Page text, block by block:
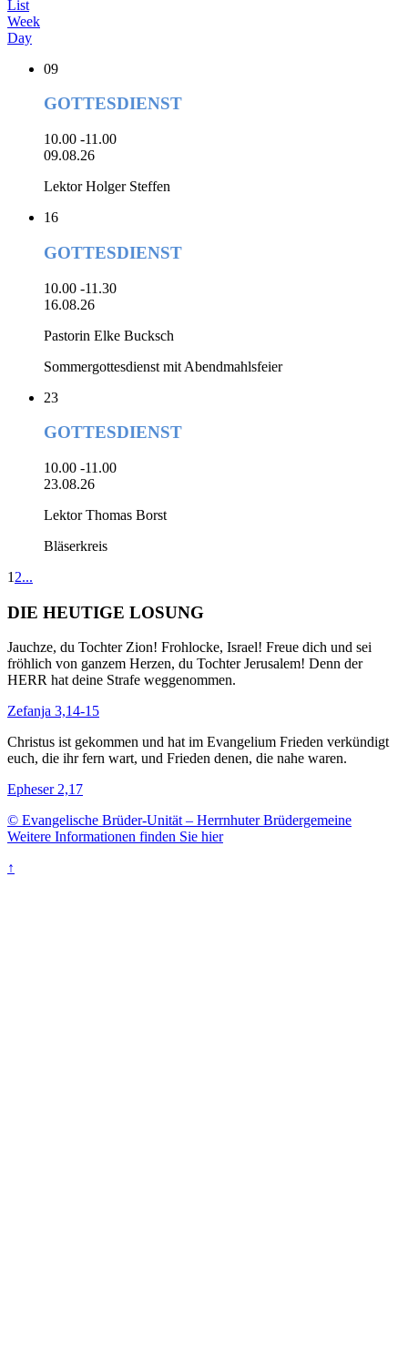
List
Week
Day
09
GOTTESDIENST
10.00 -11.00
09.08.26
Lektor Holger Steffen
16
GOTTESDIENST
10.00 -11.30
16.08.26
Pastorin Elke Bucksch
Sommergottesdienst mit Abendmahlsfeier
23
GOTTESDIENST
10.00 -11.00
23.08.26
Lektor Thomas Borst
Bläserkreis
1 2...
DIE HEUTIGE LOSUNG
Jauchze, du Tochter Zion! Frohlocke, Israel! Freue dich und sei
fröhlich von ganzem Herzen, du Tochter Jerusalem! Denn der
HERR hat deine Strafe weggenommen.
Zefanja 3,14-15
Christus ist gekommen und hat im Evangelium Frieden verkündigt
euch, die ihr fern wart, und Frieden denen, die nahe waren.
Epheser 2,17
© Evangelische Brüder-Unität – Herrnhuter Brüdergemeine
Weitere Informationen finden Sie hier
↑